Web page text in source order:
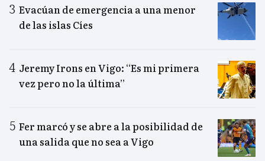
Evacúan de emergencia a una menor
de las islas Cíes
Jeremy Irons en Vigo: “Es mi primera
vez pero no la última”
Fer marcó y se abre a la posibilidad de
una salida que no sea a Vigo